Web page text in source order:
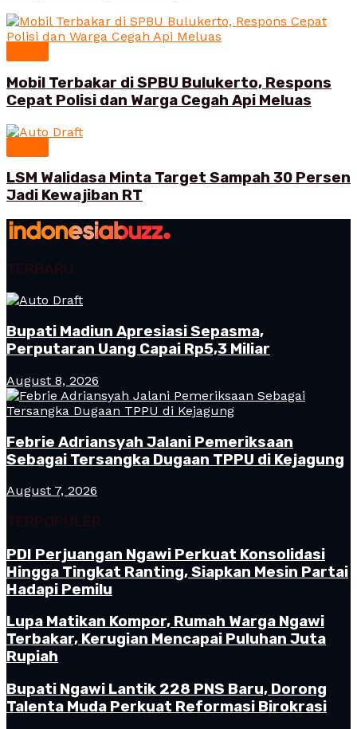
Mobil Terbakar di SPBU Bulukerto, Respons
Cepat Polisi dan Warga Cegah Api Meluas
LSM Walidasa Minta Target Sampah 30 Persen
Jadi Kewajiban RT
TERBARU
Bupati Madiun Apresiasi Sepasma,
Perputaran Uang Capai Rp5,3 Miliar
August 8, 2026
Febrie Adriansyah Jalani Pemeriksaan
Sebagai Tersangka Dugaan TPPU di Kejagung
August 7, 2026
TERPOPULER
PDI Perjuangan Ngawi Perkuat Konsolidasi
Hingga Tingkat Ranting, Siapkan Mesin Partai
Hadapi Pemilu
Lupa Matikan Kompor, Rumah Warga Ngawi
Terbakar, Kerugian Mencapai Puluhan Juta
Rupiah
Bupati Ngawi Lantik 228 PNS Baru, Dorong
Talenta Muda Perkuat Reformasi Birokrasi